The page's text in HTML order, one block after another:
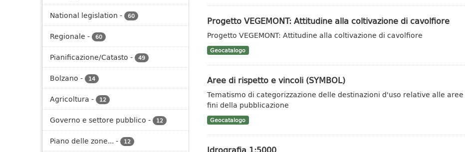
National legislation - 60
Regionale - 60
Pianificazione/Catasto - 49
Bolzano - 14
Agricoltura - 12
Governo e settore pubblico - 12
Piano delle zone... - 12
Progetto VEGEMONT: Attitudine alla coltivazione di cavolfiore
Progetto VEGEMONT: Attitudine alla coltivazione di cavolfiore
Geocatalogo
Aree di rispetto e vincoli (SYMBOL)
Tematismo di categorizzazione delle destinazioni d'uso relative alle aree
fini della pubblicazione
Geocatalogo